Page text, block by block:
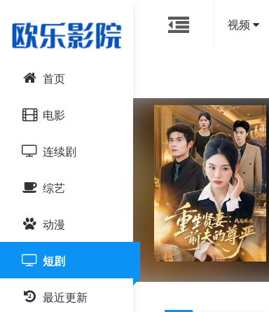
视频
首页
电影
动作片
喜剧片
爱情片
科幻片
恐怖片
连续剧
国产剧
港台剧
日韩剧
欧美剧
综艺
大陆综艺
日韩综艺
港台综艺
动漫
国产动漫
日韩动漫
短剧
最近更新